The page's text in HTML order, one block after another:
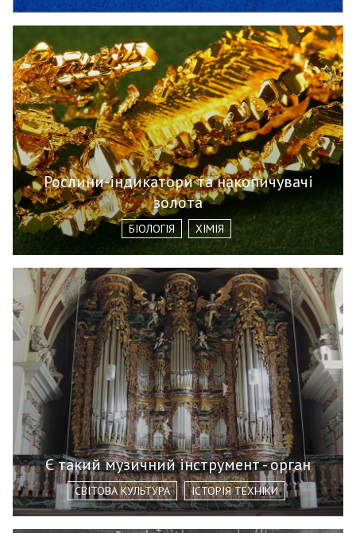
Рослини-індикатори та накопичувачі
золота
БІОЛОГІЯ ХІМІЯ
Є такий музичний інструмент - орган
СВІТОВА КУЛЬТУРА ІСТОРІЯ ТЕХНІКИ